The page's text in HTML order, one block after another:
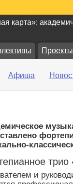
карта»:
Проекты
Афиша
и